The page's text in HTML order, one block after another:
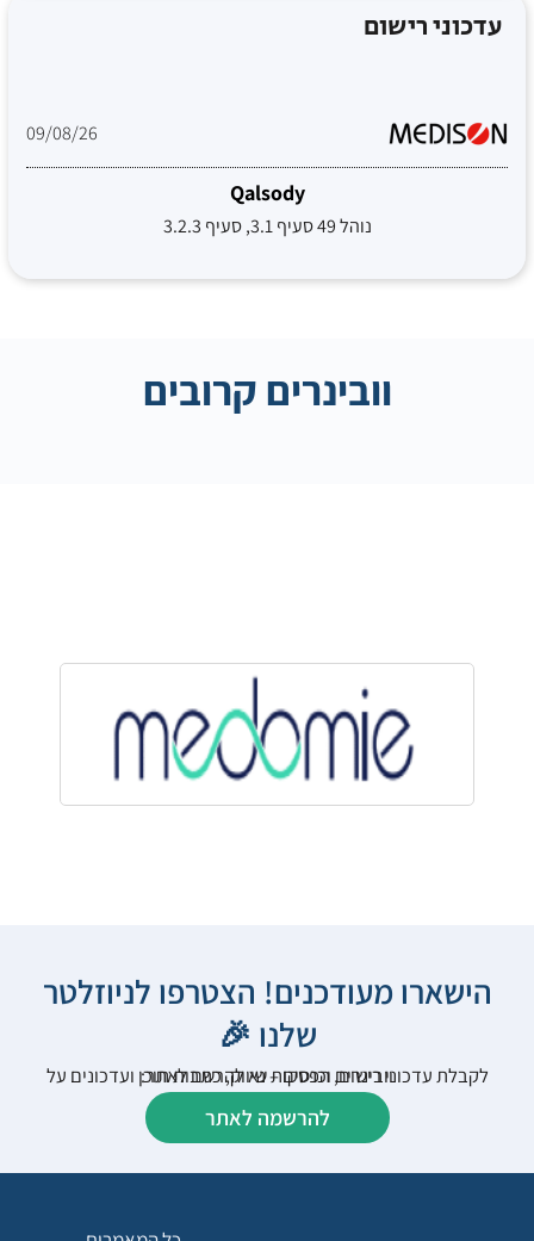
עדכוני רישום
09/08/26
Qalsody
נוהל 49 סעיף 3.1, סעיף 3.2.3
וובינרים קרובים
הישארו מעודכנים! הצטרפו לניוזלטר
שלנו 🎉
לקבלת עדכוני רישום, הפסקות שיווק, כתבות תוכן ועדכונים על וובינרים וכנסים – נא להרשם לאתר:
להרשמה לאתר